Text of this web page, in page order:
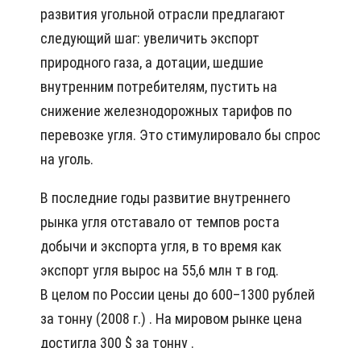
развития угольной отрасли предлагают
следующий шаг: увеличить экспорт
природного газа, а дотации, шедшие
внутренним потребителям, пустить на
снижение железнодорожных тарифов по
перевозке угля. Это стимулировало бы спрос
на уголь.
В последние годы развитие внутреннего
рынка угля отставало от темпов роста
добычи и экспорта угля, в то время как
экспорт угля вырос на 55,6 млн т в год.
В целом по России цены до 600–1300 рублей
за тонну (2008 г.) . На мировом рынке цена
достигла 300 $ за тонну .